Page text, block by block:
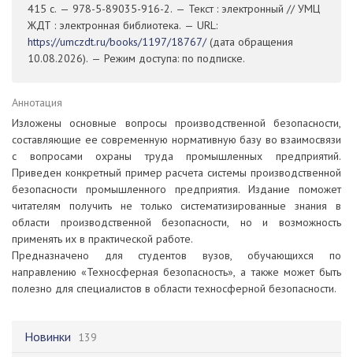
Новинки 139
415 с. — 978-5-89035-916-2. — Текст : электронный // УМЦ
ЖДТ : электронная библиотека. — URL:
https://umczdt.ru/books/1197/18767/(дата обращения
10.08.2026). — Режим доступа: по подписке.
Аннотация
Изложены основные вопросы производственной безопасности,
составляющие ее современную нормативную базу во взаимосвязи
с вопросами охраны труда промышленных предприятий.
Приведен конкретный пример расчета системы производственной
безопасности промышленного предприятия. Издание поможет
читателям получить не только систематизированные знания в
области производственной безопасности, но и возможность
применять их в практической работе.
Предназначено для студентов вузов, обучающихся по
направлению «Техносферная безопасность», а также может быть
полезно для специалистов в области техносферной безопасности.